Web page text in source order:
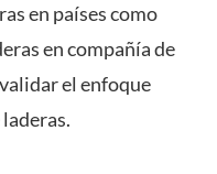
en países como
en compañía de
el enfoque